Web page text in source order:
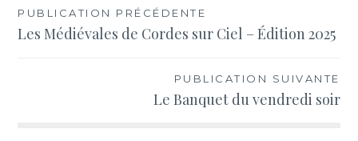
Navigation
de
PUBLICATION PRÉCÉDENTE
Les Médiévales de Cordes sur Ciel – Édition 2025
PUBLICATION SUIVANTE
Le Banquet du vendredi soir